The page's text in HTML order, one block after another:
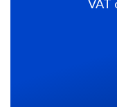
VAT